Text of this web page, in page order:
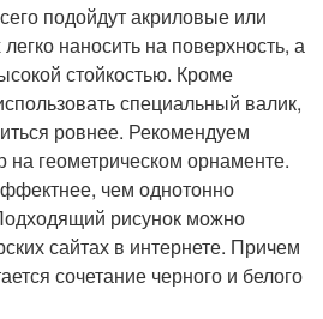
подойдут акриловые или
наносить на поверхность, а
стойкостью. Кроме
специальный валик,
ровнее. Рекомендуем
на геометрическом орнаменте.
чем однотонно
рисунок можно
сайтах в интернете. Причем
сочетание черного и белого